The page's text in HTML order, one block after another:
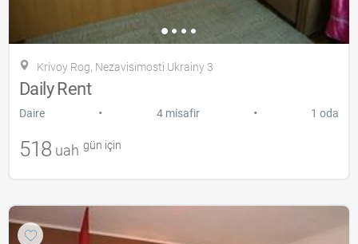
Krivoy Rog, Nezavisimosti Ukrainy 3
Daily Rent
Daire • 4 misafir • 1 oda
518 uah gün için